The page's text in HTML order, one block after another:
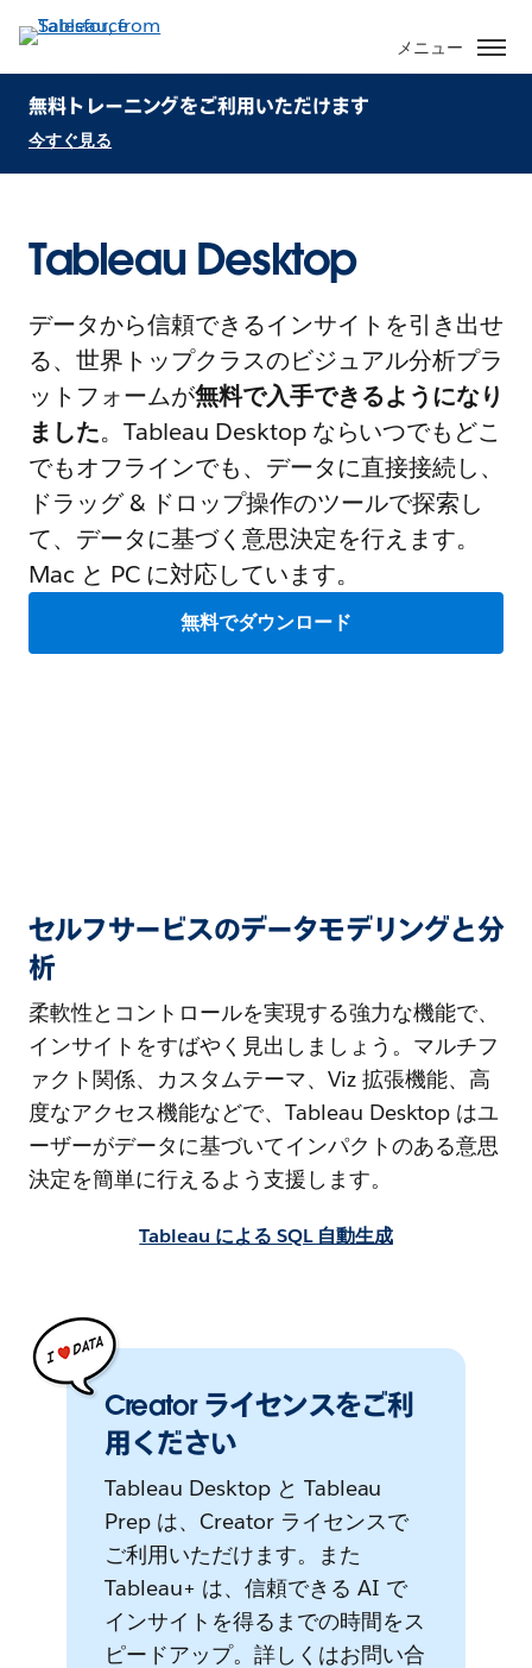
メニュー
無料トレーニングをご利用いただけます
今すぐ見る
Tableau Desktop
データから信頼できるインサイトを引き出せ
る、世界トップクラスのビジュアル分析プラ
ットフォームが無料で入手できるようになり
ました。Tableau Desktop ならいつでもどこ
でもオフラインでも、データに直接接続し、
ドラッグ & ドロップ操作のツールで探索し
て、データに基づく意思決定を行えます。
Mac と PC に対応しています。
無料でダウンロード
セルフサービスのデータモデリングと分
析
柔軟性とコントロールを実現する強力な機能で、
インサイトをすばやく見出しましょう。マルチフ
ァクト関係、カスタムテーマ、Viz 拡張機能、高
度なアクセス機能などで、Tableau Desktop はユ
ーザーがデータに基づいてインパクトのある意思
決定を簡単に行えるよう支援します。
Tableau による SQL 自動生成
Creator ライセンスをご利
用ください
Tableau Desktop と Tableau
Prep は、Creator ライセンスで
ご利用いただけます。また
Tableau+ は、信頼できる AI で
インサイトを得るまでの時間をス
ピードアップ。詳しくはお問い合